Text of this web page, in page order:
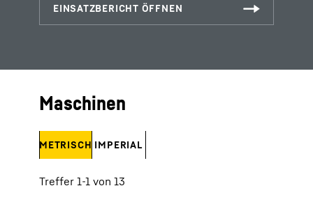
Maschinen
Treffer 1-1 von 13
METRISCH IMPERIAL